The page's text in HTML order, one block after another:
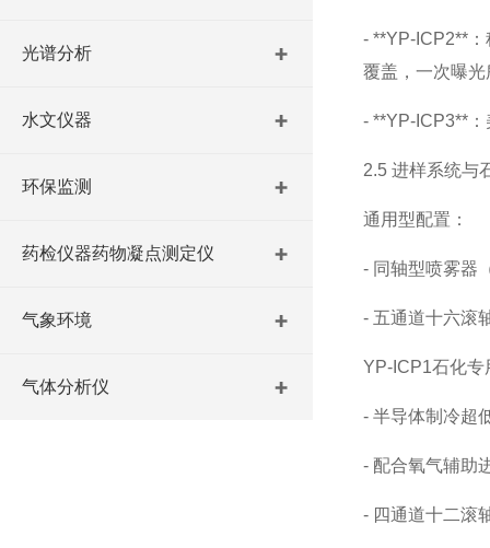
- **YP-ICP2**：
覆盖，一次曝
- **YP-ICP3**：
2.5 进样系统与
通用型配置：
- 同轴型喷雾器
- 五通道十六滚
YP-ICP1石化专
- 半导体制冷超
- 配合氧气辅助
- 四通道十二滚
光谱分析
水文仪器
环保监测
药检仪器药物凝点测定仪
气象环境
气体分析仪